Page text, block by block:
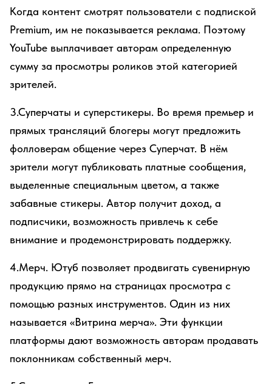
Когда контент смотрят пользователи с подпиской
Premium, им не показывается реклама. Поэтому
YouTube выплачивает авторам определенную
сумму за просмотры роликов этой категорией
зрителей.
3.Суперчаты и суперстикеры. Во время премьер и
прямых трансляций блогеры могут предложить
фолловерам общение через Суперчат. В нём
зрители могут публиковать платные сообщения,
выделенные специальным цветом, а также
забавные стикеры. Автор получит доход, а
подписчики, возможность привлечь к себе
внимание и продемонстрировать поддержку.
4.Мерч. Ютуб позволяет продвигать сувенирную
продукцию прямо на страницах просмотра с
помощью разных инструментов. Один из них
называется «Витрина мерча». Эти функции
платформы дают возможность авторам продавать
поклонникам собственный мерч.